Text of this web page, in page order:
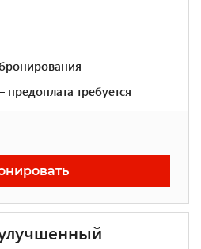
требуется